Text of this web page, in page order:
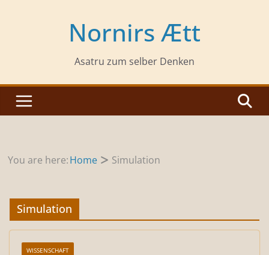
Nornirs Ætt
Asatru zum selber Denken
You are here:Home Simulation
Simulation
WISSENSCHAFT